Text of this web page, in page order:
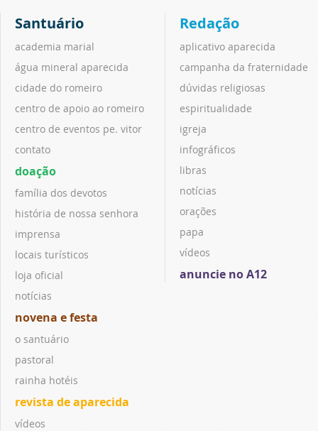
Santuário
academia marial
água mineral aparecida
cidade do romeiro
centro de apoio ao romeiro
centro de eventos pe. vitor
contato
doação
família dos devotos
história de nossa senhora
imprensa
locais turísticos
loja oficial
notícias
novena e festa
o santuário
pastoral
rainha hotéis
revista de aparecida
vídeos
Redação
aplicativo aparecida
campanha da fraternidade
dúvidas religiosas
espiritualidade
igreja
infográficos
libras
notícias
orações
papa
vídeos
anuncie no A12